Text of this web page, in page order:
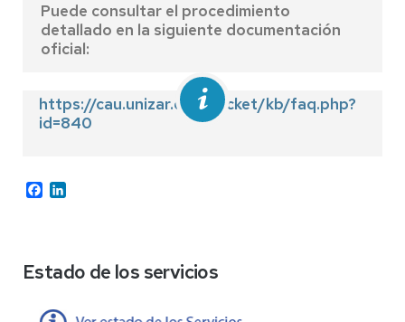
Puede consultar el procedimiento
detallado en la siguiente documentación
oficial:
https://cau.unizar.es/osticket/kb/faq.php?
id=840
Facebook
Estado de los servicios